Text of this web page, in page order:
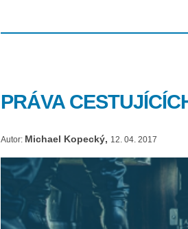
PRÁVA
Autor: Michael Kopecký, 12. 04. 2017